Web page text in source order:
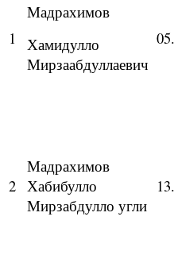
1
Мадрахимов
Хамидулло
Мирзаабдуллаевич
2
Мадрахимов
Хабибулло
Мирзабдулло угли